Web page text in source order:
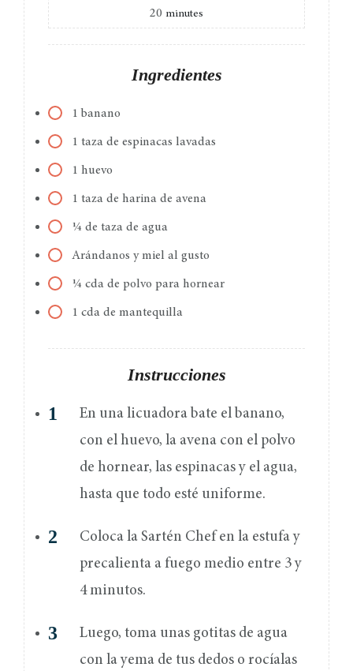
20 minutes
Ingredientes
1 banano
1 taza de espinacas lavadas
1 huevo
1 taza de harina de avena
¼ de taza de agua
Arándanos y miel al gusto
¼ cda de polvo para hornear
1 cda de mantequilla
Instrucciones
En una licuadora bate el banano,
con el huevo, la avena con el polvo
de hornear, las espinacas y el agua,
hasta que todo esté uniforme.
Coloca la Sartén Chef en la estufa y
precalienta a fuego medio entre 3 y
4 minutos.
Luego, toma unas gotitas de agua
con la yema de tus dedos o rocíalas